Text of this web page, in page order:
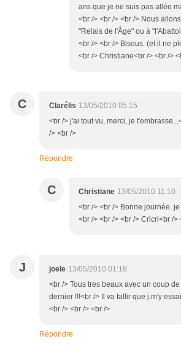
ans que je ne suis pas allée
<br /> <br /> <br /> Nous
"Relais de l'Âge" ou à
<br /> <br /> Bisous. (et il ne
<br /> Christiane<br /> <br />
C Clarélis 13/05/2010 05:15
<br /> j'ai tout vu, merci, je
/> <br />
Répondre
C Christiane 13/05/2010 11:10
<br /> <br /> Bonne journée.
<br /> <br /> <br /> Cricri<br />
J joele 13/05/2010 01:18
<br /> Tous tres beaux avec un coup
dernier !!!<br /> Il va fallir que j m'y
<br /> <br /> <br />
Répondre